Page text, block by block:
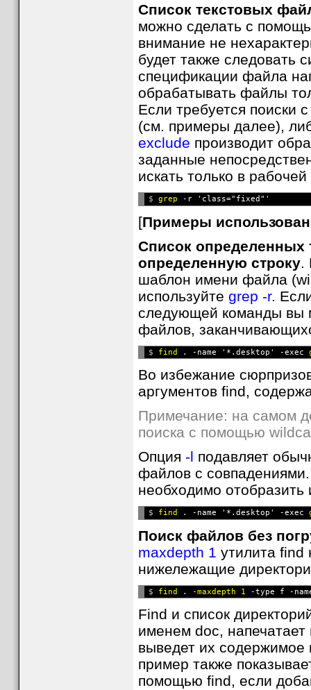
Список текстовых
можно сделать с
внимание не
будет также следовать
спецификации файла
обрабатывать файлы
Если требуется поиски
(см. примеры далее),
exclude производит
заданные
искать только в
$ grep
[Примеры
Список
определенную строку
шаблон имени файла
используйте grep -r.
следующей команды вы
файлов,
$ find . -name '*.desktop' -exec
Во избежание
аргументов find,
Примечание: на самом
поиска с помощью
Опция -l подавляет
файлов с
необходимо
$ find . -name '*.desktop' -exec
Поиск файлов без
maxdepth 1 утилита find
нижележащие
$ find . -maxdepth 1
Find и список
именем doc, напечатает
выведет их
пример также
помощью find, если